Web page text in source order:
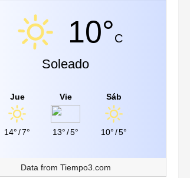
10°C
Soleado
Jue
14° /7°
Vie
13° /5°
Sáb
10° /5°
Data from Tiempo3.com